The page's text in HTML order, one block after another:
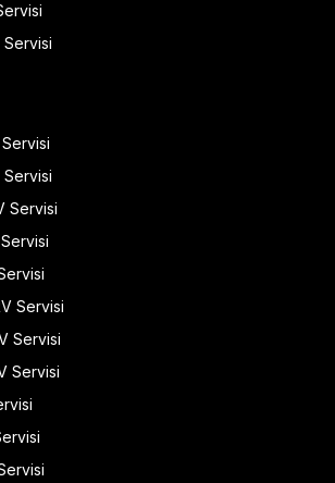
Servisi
Servisi
Servisi
Servisi
Servisi
Servisi